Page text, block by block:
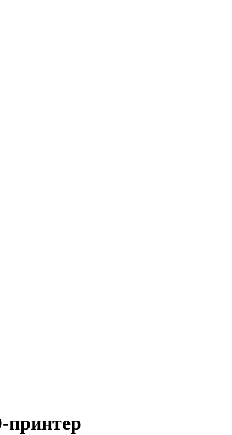
принтер